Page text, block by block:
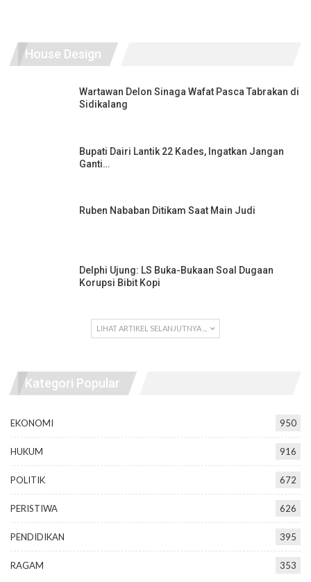
House Design
Wartawan Delon Sinaga Wafat Pasca Tabrakan di
Sidikalang
Bupati Dairi Lantik 22 Kades, Ingatkan Jangan
Ganti…
Ruben Nababan Ditikam Saat Main Judi
Delphi Ujung: LS Buka-Bukaan Soal Dugaan
Korupsi Bibit Kopi
LIHAT ARTIKEL SELANJUTNYA ...
Kategori Popular
EKONOMI 950
HUKUM 916
POLITIK 672
PERISTIWA 626
PENDIDIKAN 395
RAGAM 353